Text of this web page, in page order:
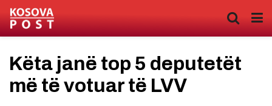
Këta janë top 5 deputetët
më të votuar të LVV